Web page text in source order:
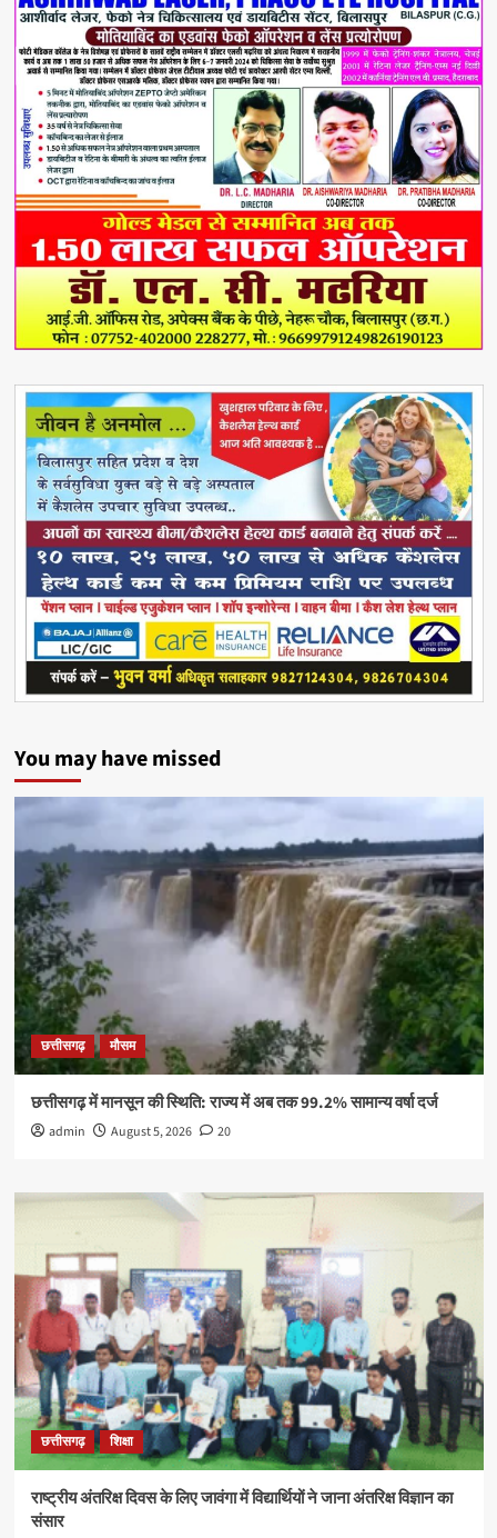
You may have missed
छत्तीसगढ़ मौसम
छत्तीसगढ़ में मानसून की स्थिति: राज्य में अब तक 99.2% सामान्य वर्षा दर्ज
admin August 5, 2026 20
छत्तीसगढ़ शिक्षा
राष्ट्रीय अंतरिक्ष दिवस के लिए जावंगा में विद्यार्थियों ने जाना अंतरिक्ष विज्ञान का
संसार